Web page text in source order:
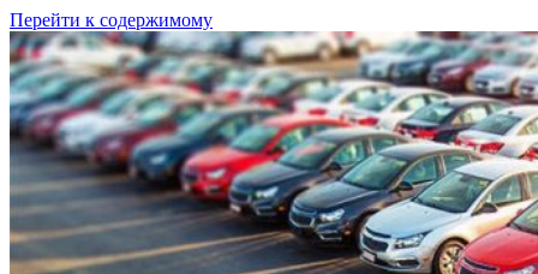
Перейти к содержимому